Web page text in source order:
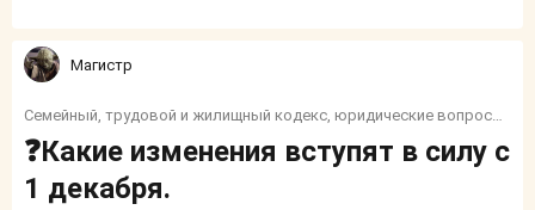
Магистр
Семейный, трудовой и жилищный кодекс, юридические вопросы, налоги, социалка, финансы, пособия и тп.
❓Какие изменения вступят в силу с
1 декабря.